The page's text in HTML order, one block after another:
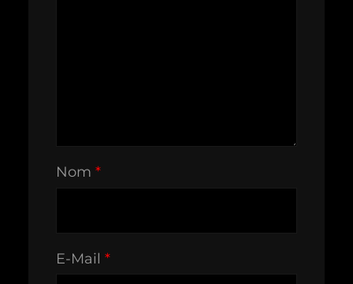
Nom *
E-Mail *